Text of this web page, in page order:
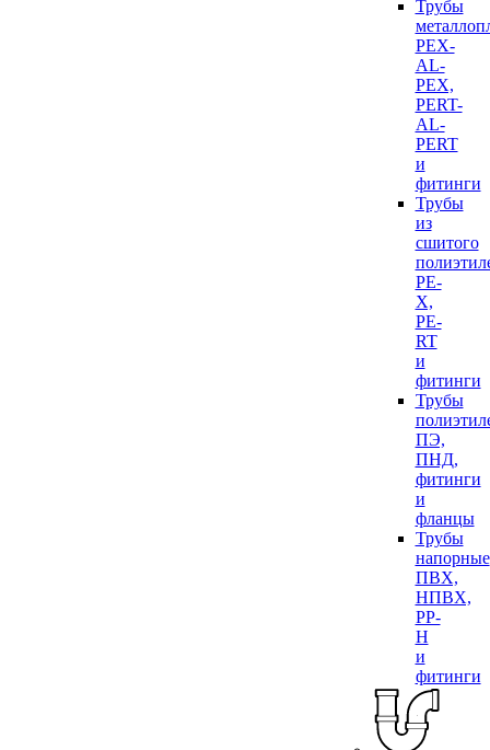
Трубы
PEX-
AL-
PEX,
PERT-
AL-
PERT
и
фитинги
Трубы
из
сшитого
PE-
X,
PE-
RT
и
фитинги
Трубы
ПЭ,
ПНД,
фитинги
и
фланцы
Трубы
напорные
ПВХ,
НПВХ,
PP-
H
и
фитинги